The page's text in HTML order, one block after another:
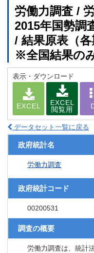
労働力調査 /
2015年国勢調
/ 結果原表（各
※全国結果の
表示・ダウンロード
EXCEL
EXCEL
閲覧用
データセット一覧に戻る
政府統計名
労働力調査
政府統計コード
00200531
調査の概要
労働力調査は、統計